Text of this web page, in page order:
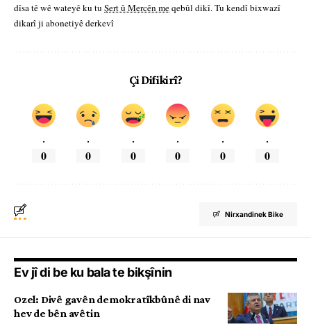
dîsa tê wê wateyê ku tu Şert û Mercên meqebûl dikî. Tu kendî bixwazî
dikarî ji abonetiyê derkevî
Çi Difikirî?
.
0
.
0
.
0
.
0
.
0
.
0
Nirxandinek Bike
Ev jî di be ku bala te bikşînin
Ozel: Divê gavên demokratîkbûnê di nav
hev de bên avêtin